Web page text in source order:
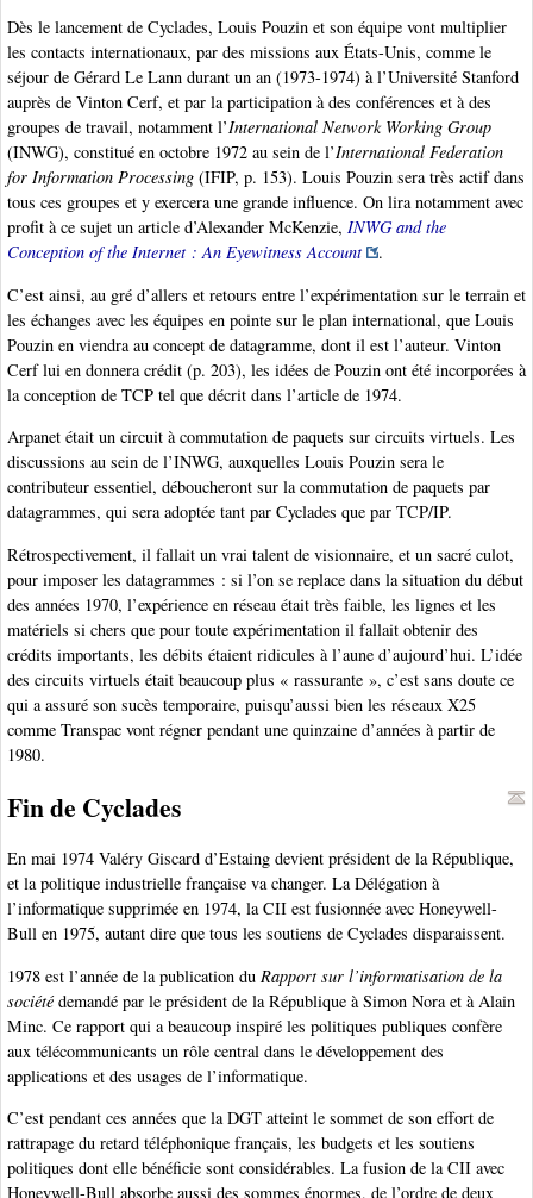
Dès le lancement de Cyclades, Louis Pouzin et son équipe vont multiplier
les contacts internationaux, par des missions aux États-Unis, comme le
séjour de Gérard Le Lann durant un an (1973-1974) à l’Université Stanford
auprès de Vinton Cerf, et par la participation à des conférences et à des
groupes de travail, notamment l’International Network Working Group
(INWG), constitué en octobre 1972 au sein de l’International Federation
for Information Processing (IFIP, p. 153). Louis Pouzin sera très actif dans
tous ces groupes et y exercera une grande influence. On lira notamment avec
profit à ce sujet un article d’Alexander McKenzie, INWG and the
Conception of the Internet : An Eyewitness Account
.
C’est ainsi, au gré d’allers et retours entre l’expérimentation sur le terrain et
les échanges avec les équipes en pointe sur le plan international, que Louis
Pouzin en viendra au concept de datagramme, dont il est l’auteur. Vinton
Cerf lui en donnera crédit (p. 203), les idées de Pouzin ont été incorporées à
la conception de TCP tel que décrit dans l’article de 1974.
Arpanet était un circuit à commutation de paquets sur circuits virtuels. Les
discussions au sein de l’INWG, auxquelles Louis Pouzin sera le
contributeur essentiel, déboucheront sur la commutation de paquets par
datagrammes, qui sera adoptée tant par Cyclades que par TCP/IP.
Rétrospectivement, il fallait un vrai talent de visionnaire, et un sacré culot,
pour imposer les datagrammes : si l’on se replace dans la situation du début
des années 1970, l’expérience en réseau était très faible, les lignes et les
matériels si chers que pour toute expérimentation il fallait obtenir des
crédits importants, les débits étaient ridicules à l’aune d’aujourd’hui. L’idée
des circuits virtuels était beaucoup plus « rassurante », c’est sans doute ce
qui a assuré son sucès temporaire, puisqu’aussi bien les réseaux X25
comme Transpac vont régner pendant une quinzaine d’années à partir de
1980.
Fin de Cyclades
En mai 1974 Valéry Giscard d’Estaing devient président de la République,
et la politique industrielle française va changer. La Délégation à
l’informatique supprimée en 1974, la CII est fusionnée avec Honeywell-
Bull en 1975, autant dire que tous les soutiens de Cyclades disparaissent.
1978 est l’année de la publication du Rapport sur l’informatisation de la
sociétédemandé par le président de la République à Simon Nora et à Alain
Minc. Ce rapport qui a beaucoup inspiré les politiques publiques confère
aux télécommunicants un rôle central dans le développement des
applications et des usages de l’informatique.
C’est pendant ces années que la DGT atteint le sommet de son effort de
rattrapage du retard téléphonique français, les budgets et les soutiens
politiques dont elle bénéficie sont considérables. La fusion de la CII avec
Honeywell-Bull absorbe aussi des sommes énormes, de l’ordre de deux